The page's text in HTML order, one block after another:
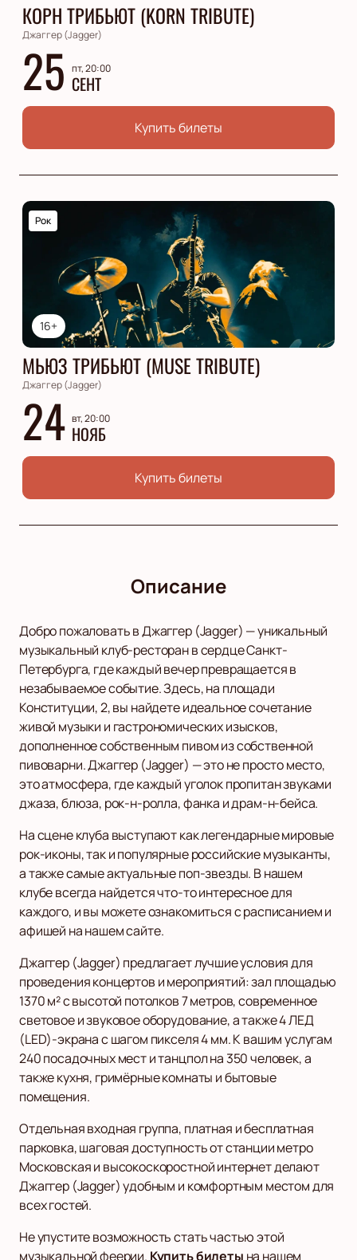
КОРН ТРИБЬЮТ (KORN TRIBUTE)
Джаггер (Jagger)
25 пт, 20:00
СЕНТ
Купить билеты
16+
Рок
МЬЮЗ ТРИБЬЮТ (MUSE TRIBUTE)
Джаггер (Jagger)
24 вт, 20:00
НОЯБ
Купить билеты
Описание
Добро пожаловать в Джаггер (Jagger) — уникальный
музыкальный клуб-ресторан в сердце Санкт-
Петербурга, где каждый вечер превращается в
незабываемое событие. Здесь, на площади
Конституции, 2, вы найдете идеальное сочетание
живой музыки и гастрономических изысков,
дополненное собственным пивом из собственной
пивоварни. Джаггер (Jagger) — это не просто место,
это атмосфера, где каждый уголок пропитан звуками
джаза, блюза, рок-н-ролла, фанка и драм-н-бейса.
На сцене клуба выступают как легендарные мировые
рок-иконы, так и популярные российские музыканты,
а также самые актуальные поп-звезды. В нашем
клубе всегда найдется что-то интересное для
каждого, и вы можете ознакомиться с расписанием и
афишей на нашем сайте.
Джаггер (Jagger) предлагает лучшие условия для
проведения концертов и мероприятий: зал площадью
1370 м² с высотой потолков 7 метров, современное
световое и звуковое оборудование, а также 4 ЛЕД
(LED)-экрана с шагом пикселя 4 мм. К вашим услугам
240 посадочных мест и танцпол на 350 человек, а
также кухня, гримёрные комнаты и бытовые
помещения.
Отдельная входная группа, платная и бесплатная
парковка, шаговая доступность от станции метро
Московская и высокоскоростной интернет делают
Джаггер (Jagger) удобным и комфортным местом для
всех гостей.
Не упустите возможность стать частью этой
музыкальной феерии. Купить билеты на нашем